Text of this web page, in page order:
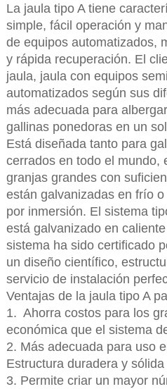
La jaula tipo A tiene
simple, fácil operación y
de equipos automatizados,
y rápida recuperación. El
jaula, jaula con equipos
automatizados según sus
más adecuada para
gallinas ponedoras en un
Está diseñada tanto para
cerrados en todo el mundo,
granjas grandes con
están galvanizadas en frío
por inmersión. El sistema
está galvanizado en
sistema ha sido certificado
un diseño científico,
servicio de instalación
Ventajas de la jaula tipo A
1. Ahorra costos para los
económica que el sistema
2. Más adecuada para uso
Estructura duradera y
3. Permite criar un mayor